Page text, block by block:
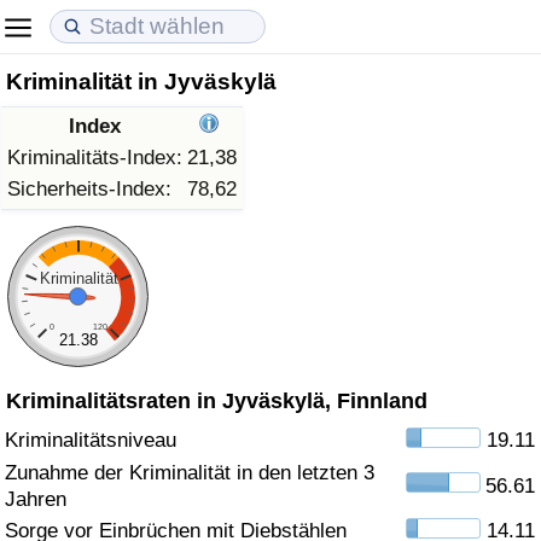
Kriminalität in Jyväskylä
Index
Kriminalitäts-Index: 21,38
Sicherheits-Index:
78,62
Kriminalität
0 120
21.38
Kriminalitätsraten in Jyväskylä, Finnland
Kriminalitätsniveau
19.11
Zunahme der Kriminalität in den letzten 3
Jahren
56.61
Sorge vor Einbrüchen mit Diebstählen
14.11
Lebenshaltungskosten
Lebenshaltungskosten-Index (aktuell)
Lebenshaltungskosten-Index
Lebenshaltungskosten-Index nach Land
in Akaba
Immobilienpreise
Immobilienpreis-Index (aktuell)
Immobilienpreis-Index
Immobilienpreis-Index nach Land
Lebensqualität
Lebensqualität-Index
Lebensqualität-Index (aktuell)
Lebensqualitätsindex nach Land
Kriminalität
Kriminalitäts-Index (aktuell)
Kriminalitäts-Index
Kriminalitätsindex nach Land